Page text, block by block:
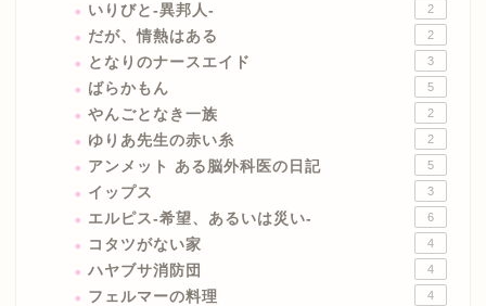
いりびと-異邦人- 2
だが、情熱はある 2
となりのナースエイド 3
ばらかもん 5
やんごとなき一族 2
ゆりあ先生の赤い糸 2
アンメット ある脳外科医の日記 5
イップス 3
エルピス-希望、あるいは災い- 6
コタツがない家 4
ハヤブサ消防団 4
フェルマーの料理 4